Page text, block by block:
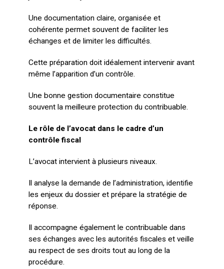
Une documentation claire, organisée et
cohérente permet souvent de faciliter les
échanges et de limiter les difficultés.
Cette préparation doit idéalement intervenir avant
même l’apparition d’un contrôle.
Une bonne gestion documentaire constitue
souvent la meilleure protection du contribuable.
Le rôle de l’avocat dans le cadre d’un
contrôle fiscal
L’avocat intervient à plusieurs niveaux.
Il analyse la demande de l’administration, identifie
les enjeux du dossier et prépare la stratégie de
réponse.
Il accompagne également le contribuable dans
ses échanges avec les autorités fiscales et veille
au respect de ses droits tout au long de la
procédure.